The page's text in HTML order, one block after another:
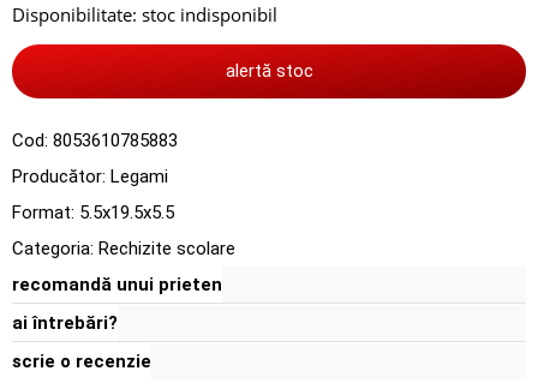
Disponibilitate: stoc indisponibil
alertă stoc
Cod: 8053610785883
Producător: Legami
Format: 5.5x19.5x5.5
Categoria: Rechizite scolare
recomandă unui prieten
ai întrebări?
scrie o recenzie